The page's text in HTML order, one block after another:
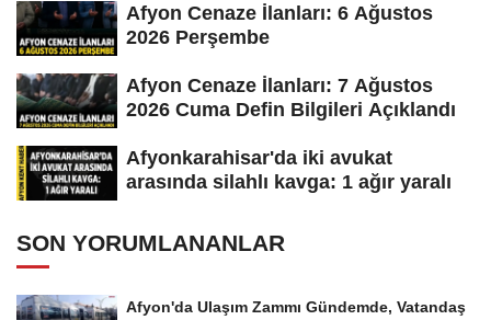
Afyon Cenaze İlanları: 6 Ağustos
2026 Perşembe
Afyon Cenaze İlanları: 7 Ağustos
2026 Cuma Defin Bilgileri Açıklandı
Afyonkarahisar'da iki avukat
arasında silahlı kavga: 1 ağır yaralı
SON YORUMLANANLAR
Afyon'da Ulaşım Zammı Gündemde, Vatandaş